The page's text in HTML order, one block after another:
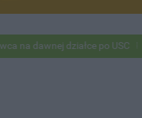
działce po USC Pod